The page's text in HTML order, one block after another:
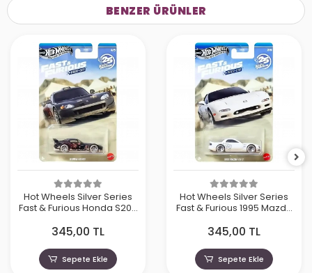
BENZER ÜRÜNLER
Hot Wheels Silver Series
Fast & Furious Honda S200
345,00 TL
Sepete Ekle
Hot Wheels Silver Series
Fast & Furious 1995 Mazda
345,00 TL
Sepete Ekle